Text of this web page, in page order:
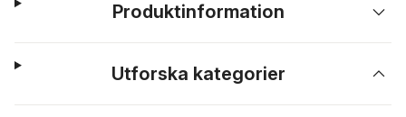
Produktinformation
Utforska kategorier